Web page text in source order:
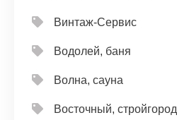
Винтаж-Сервис
Водолей, баня
Волна, сауна
Восточный, стройгород